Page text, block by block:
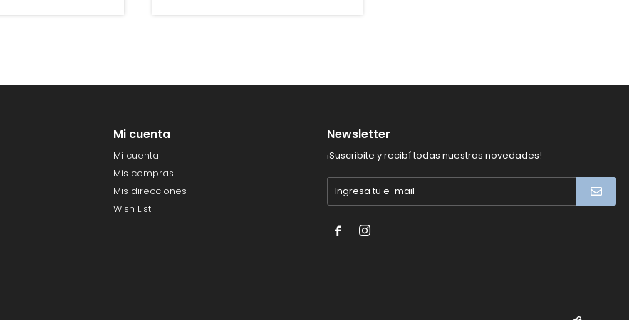
Mi cuenta
Mi cuenta
Mis compras
Mis direcciones
Wish List
Newsletter
¡Suscribite y recibí todas nuestras novedades!
 